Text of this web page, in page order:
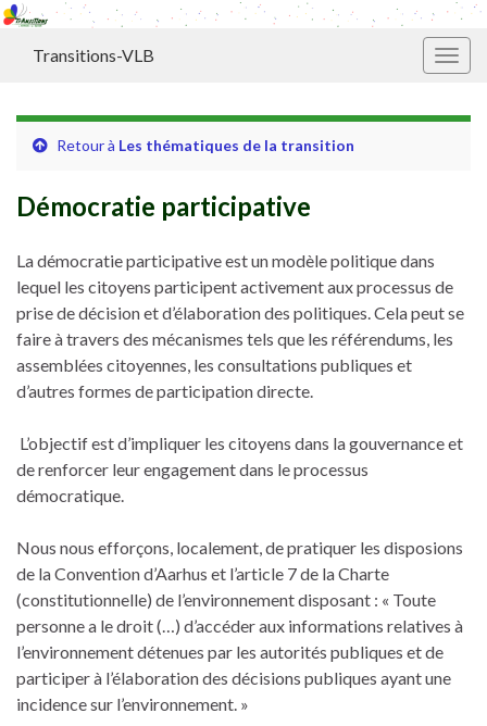
Transitions-VLB
Retour à Les thématiques de la transition
Démocratie participative
La démocratie participative est un modèle politique dans
lequel les citoyens participent activement aux processus de
prise de décision et d’élaboration des politiques. Cela peut se
faire à travers des mécanismes tels que les référendums, les
assemblées citoyennes, les consultations publiques et
d’autres formes de participation directe.
L’objectif est d’impliquer les citoyens dans la gouvernance et
de renforcer leur engagement dans le processus
démocratique.
Nous nous efforçons, localement, de pratiquer les disposions
de la Convention d’Aarhus et l’article 7 de la Charte
(constitutionnelle) de l’environnement disposant : « Toute
personne a le droit (…) d’accéder aux informations relatives à
l’environnement détenues par les autorités publiques et de
participer à l’élaboration des décisions publiques ayant une
incidence sur l’environnement. »